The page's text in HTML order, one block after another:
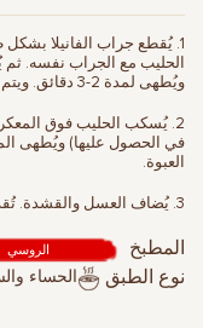
1. يُقطع جراب الفانيلا
الحليب مع الجراب نفسه.
ويُطهى لمدة 2-3 دقائق. ويتم التخلص من جراب الفانيلا.
2. يُسكب الحليب فوق
العبوة.
3. يُضاف العسل والقشدة. تُقدم للأكل ساخنة أو دافئة.
المطبخ الروسي
نوع الطبق الحساء